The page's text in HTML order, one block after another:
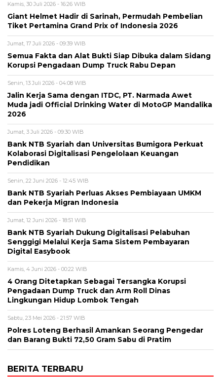
Kamis, 30 Juli 2026 - 16:26 WIB
Giant Helmet Hadir di Sarinah, Permudah Pembelian
Tiket Pertamina Grand Prix of Indonesia 2026
Jumat, 17 Juli 2026 - 09:39 WIB
Semua Fakta dan Alat Bukti Siap Dibuka dalam Sidang
Korupsi Pengadaan Dump Truck Rabu Depan
Senin, 13 Juli 2026 - 04:08 WIB
Jalin Kerja Sama dengan ITDC, PT. Narmada Awet
Muda jadi Official Drinking Water di MotoGP Mandalika
2026
Jumat, 3 Juli 2026 - 09:30 WIB
Bank NTB Syariah dan Universitas Bumigora Perkuat
Kolaborasi Digitalisasi Pengelolaan Keuangan
Pendidikan
Senin, 22 Juni 2026 - 12:45 WIB
Bank NTB Syariah Perluas Akses Pembiayaan UMKM
dan Pekerja Migran Indonesia
Jumat, 12 Juni 2026 - 18:51 WIB
Bank NTB Syariah Dukung Digitalisasi Pelabuhan
Senggigi Melalui Kerja Sama Sistem Pembayaran
Digital Easybook
Kamis, 4 Juni 2026 - 00:22 WIB
4 Orang Ditetapkan Sebagai Tersangka Korupsi
Pengadaan Dump Truck dan Arm Roll Dinas
Lingkungan Hidup Lombok Tengah
Sabtu, 23 Mei 2026 - 21:57 WIB
Polres Loteng Berhasil Amankan Seorang Pengedar
dan Barang Bukti 72,50 Gram Sabu di Pratim
BERITA TERBARU